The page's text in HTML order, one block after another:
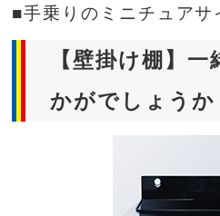
■手乗りのミニチュアサ
【壁掛け棚】
かがでしょうか